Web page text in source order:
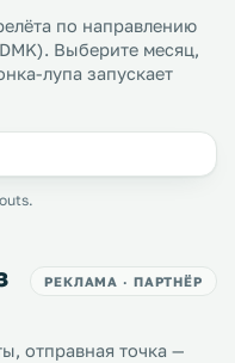
по направлению
Выберите месяц,
лупа запускает
РЕКЛАМА · ПАРТНЁР
отправная точка —